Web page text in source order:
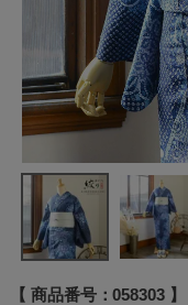
商品番号 058303